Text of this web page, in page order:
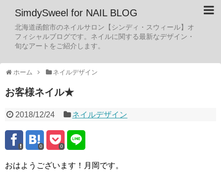
SimdySweel for NAIL BLOG
北海道函館市のネイルサロン【シンディ・スウィール】オ
フィシャルブログです。ネイルに関する最新なデザイン・
旬なアートをご紹介します。
ホーム ネイルデザイン
お客様ネイル★
2018/12/24 ネイルデザイン
0 0
おはようございます！月岡です。